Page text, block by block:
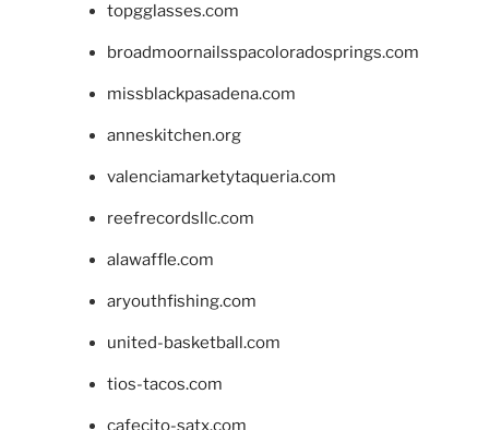
topgglasses.com
broadmoornailsspacoloradosprings.com
missblackpasadena.com
anneskitchen.org
valenciamarketytaqueria.com
reefrecordsllc.com
alawaffle.com
aryouthfishing.com
united-basketball.com
tios-tacos.com
cafecito-satx.com